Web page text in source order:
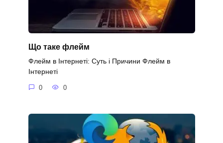
Що таке флейм
Флейм в Інтернеті: Суть і Причини Флейм в
Інтернеті
0 0